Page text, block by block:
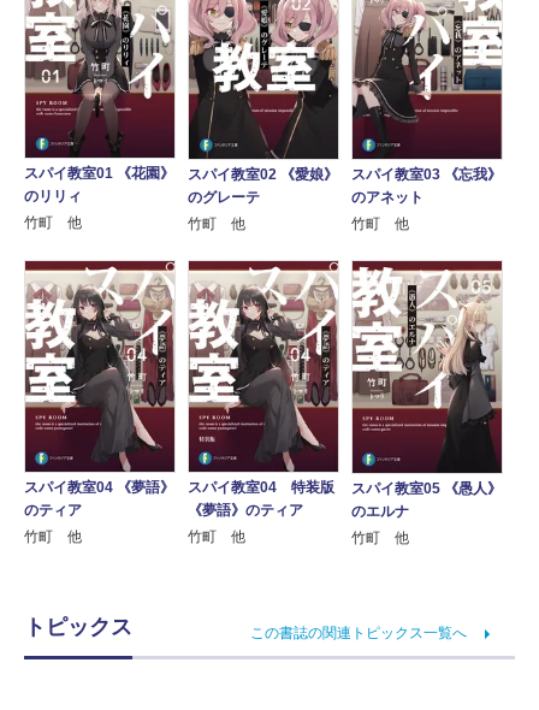
スパイ教室01 《花園》
のリリィ
竹町 他
スパイ教室02 《愛娘》
のグレーテ
竹町 他
スパイ教室03 《忘我》
のアネット
竹町 他
スパイ教室04 《夢語》
のティア
竹町 他
スパイ教室04 特装版
《夢語》のティア
竹町 他
スパイ教室05 《愚人》
のエルナ
竹町 他
トピックス この書誌の関連トピックス一覧へ